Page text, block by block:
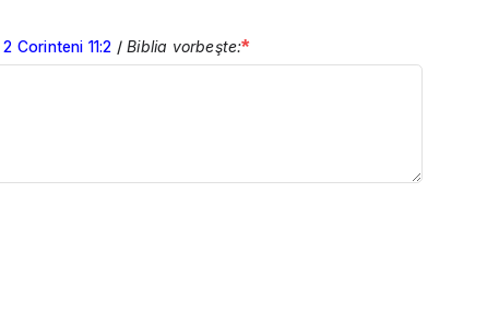
2 Corinteni 11:2 /Biblia vorbeşte:*